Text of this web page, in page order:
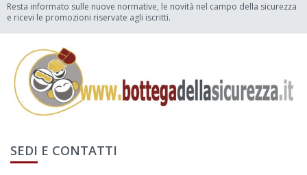
Resta informato sulle nuove normative, le novità nel campo della sicurezza
e ricevi le promozioni riservate agli iscritti.
SEDI E CONTATTI